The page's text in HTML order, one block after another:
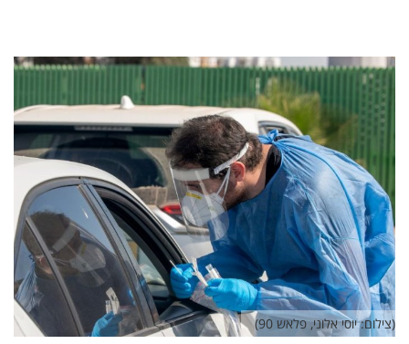
(צילום: יוסי אלוני, פלאש 90)